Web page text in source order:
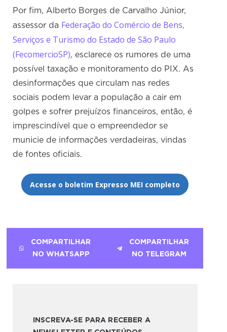
Por fim, Alberto Borges de Carvalho Júnior,
assessor da Federação do Comércio de Bens,
Serviços e Turismo do Estado de São Paulo
(FecomercioSP), esclarece os rumores de uma
possível taxação e monitoramento do PIX. As
desinformações que circulam nas redes
sociais podem levar a população a cair em
golpes e sofrer prejuízos financeiros, então, é
imprescindível que o empreendedor se
municie de informações verdadeiras, vindas
de fontes oficiais.
Acesse o boletim Expresso MEI completo
COMPARTILHAR
NO WHATSAPP
COMPARTILHAR
NO TELEGRAM
INSCREVA-SE PARA RECEBER A